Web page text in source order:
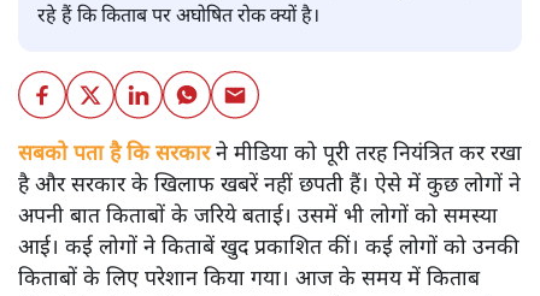
रहे हैं कि किताब पर अघोषित रोक क्यों है।
सबको पता है कि सरकारने मीडिया को पूरी तरह नियंत्रित कर रखा
है और सरकार के खिलाफ खबरें नहीं छपती हैं। ऐसे में कुछ लोगों ने
अपनी बात किताबों के जरिये बताई। उसमें भी लोगों को समस्या
आई। कई लोगों ने किताबें खुद प्रकाशित कीं। कई लोगों को उनकी
किताबों के लिए परेशान किया गया। आज के समय में किताब